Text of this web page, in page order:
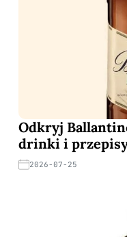
Odkryj
drinki i
2026-07-25